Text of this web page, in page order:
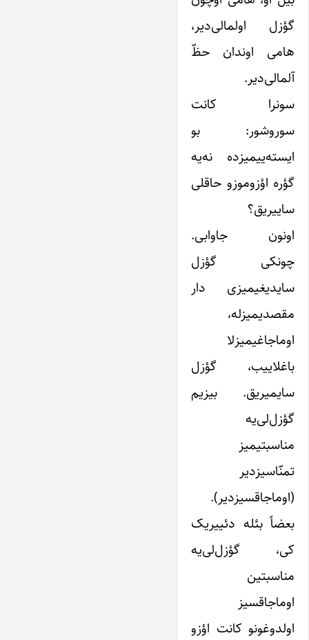
گؤزل اولمالی‌دیر،
هامی اوندان حظّ
آلمالی‌دیر.
سونرا کانت
سوروشور: بو
ایسته‌ییمیزده نه‌یه
گؤره اؤزوموزو حاقلی
ساییریق؟
اونون جاوابی.
چونکی گؤزل
سایدیغیمیزی دار
مقصدیمیزله،
اوماجاغیمیزلا
باغلاییب، گؤزل
سایمیریق. بیزیم
گؤزل‌لی‌یه
مناسبتیمیز
تمنّاسیزدیر
(اوماجاقسیزدیر).
بعضاً بئله دئییریک
کی، گؤزل‌لی‌یه
مناسبتین
اوماجاقسیز
اولدوغونو کانت اؤزو